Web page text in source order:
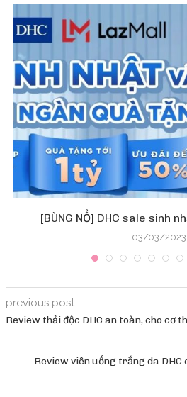
[BÙNG NỔ] DHC sale sinh
03/03/2023
previous post
Review thải độc DHC an toàn, cho cơ
Review viên uống trắng da DHC